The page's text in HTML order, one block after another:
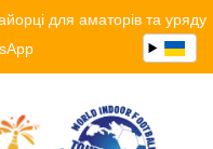
для аматорів та уряду